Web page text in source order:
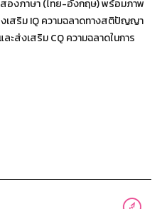
องภาษา (ไทย-อังกฤษ) พร้อมภาพ
เสริม IQ ความฉลาดทางสติปัญญา
ะส่งเสริม CQ ความฉลาดในการ